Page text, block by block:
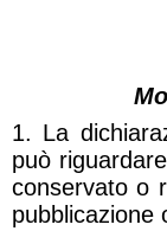
1. La
può
conservato o
pubblicazione